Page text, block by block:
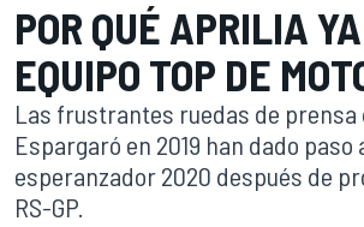
POR QUÉ APRILIA
EQUIPO TOP DE
Las frustrantes ruedas de prensa
Espargaró en 2019 han dado paso
esperanzador 2020 después de
RS-GP.